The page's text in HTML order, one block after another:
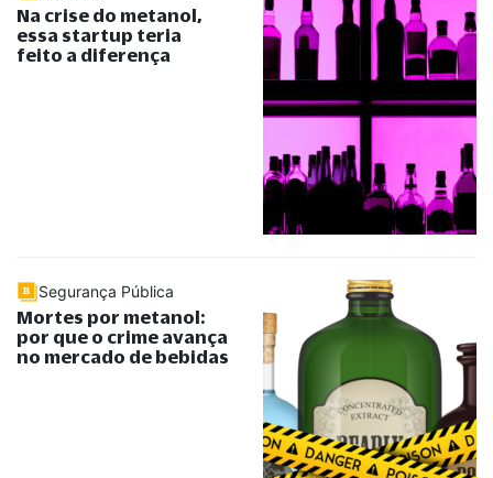
Na crise do metanol,
essa startup teria
feito a diferença
Segurança Pública
Mortes por metanol:
por que o crime avança
no mercado de bebidas